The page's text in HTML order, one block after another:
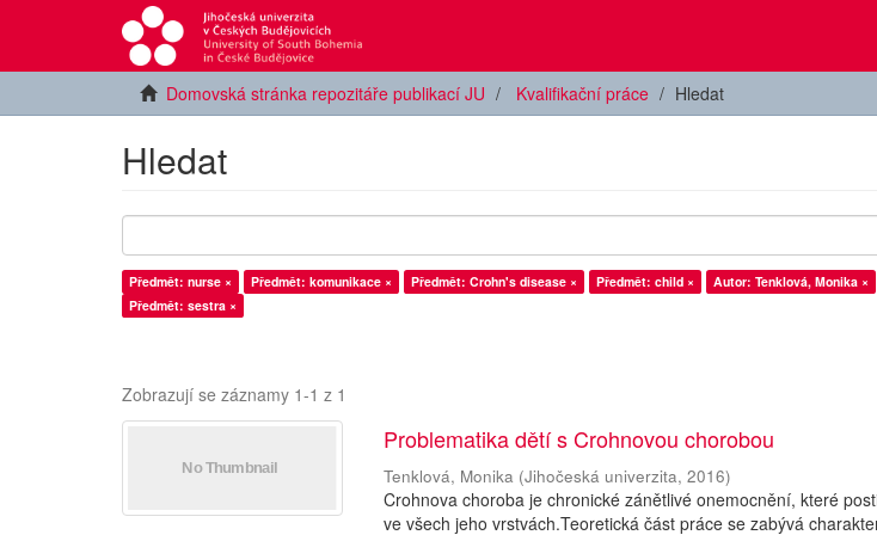
Domovská stránka repozitáře publikací JU Kvalifikační práce Hledat
Hledat
Předmět: nurse × Předmět: komunikace × Předmět: Crohn's disease × Předmět: child × Autor: Tenklová, Monika ×
Předmět: sestra ×
Zobrazují se záznamy 1-1 z 1
Problematika dětí s Crohnovou chorobou
Tenklová, Monika (Jihočeská univerzita,2016)
Crohnova choroba je chronické zánětlivé onemocnění, které
ve všech jeho vrstvách.Teoretická část práce se zabývá